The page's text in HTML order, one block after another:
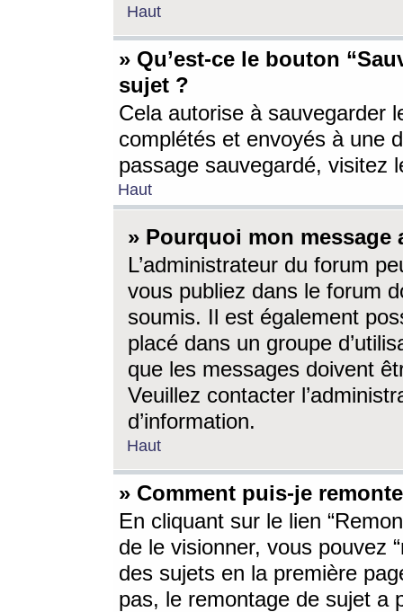
Haut
» Qu’est-ce le bouton
sujet ?
Cela autorise à sauvegarder
complétés et envoyés à une
passage sauvegardé, visitez
Haut
» Pourquoi mon message
L’administrateur du forum
vous publiez dans le forum
soumis. Il est également
placé dans un groupe
que les messages doivent
Veuillez contacter
d’information.
Haut
» Comment puis-je
En cliquant sur le lien
de le visionner, vous pouvez
des sujets en la première
pas, le remontage de sujet a